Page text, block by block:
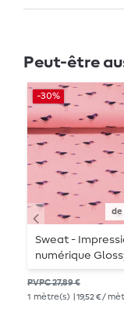
Peut-être
de
-30%
Sweat -
numérique
vieux rose
PVPC 27,89 €
1 mètre(s) | 19,52 € /